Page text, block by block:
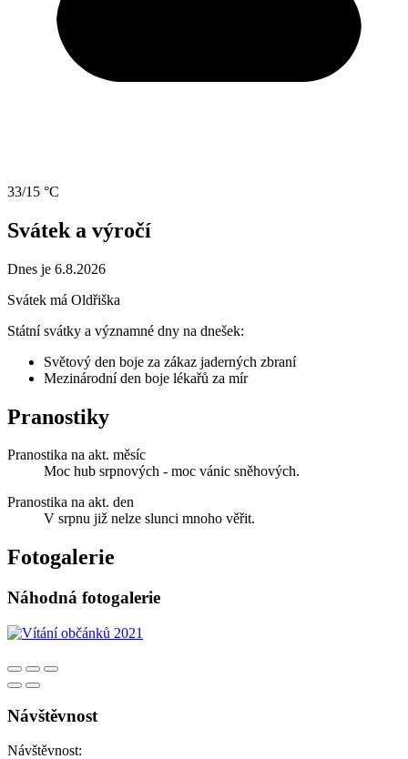
33/15 °C
Svátek a výročí
Dnes je 6.8.2026
Svátek má Oldřiška
Státní svátky a významné dny na dnešek:
Světový den boje za zákaz jaderných zbraní
Mezinárodní den boje lékařů za mír
Pranostiky
Pranostika na akt. měsíc
Moc hub srpnových - moc vánic sněhových.
Pranostika na akt. den
V srpnu již nelze slunci mnoho věřit.
Fotogalerie
Náhodná fotogalerie
Návštěvnost
Návštěvnost: